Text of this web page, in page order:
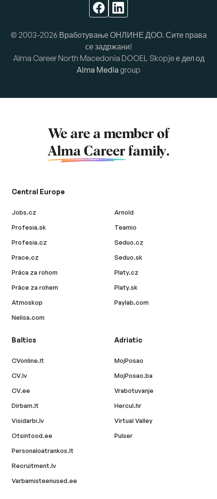
© 2003-2026 Вработување ОНЛИНЕ ДОО. Сите права
се задржани!
Alma Career North Macedonia DOOEL Skopje е дел од
Alma Media group
We are a member of
Alma Career family.
Central Europe
Jobs.cz
Profesia.sk
Profesia.cz
Prace.cz
Práca za rohom
Práce za rohem
Atmoskop
Nelisa.com
Arnold
Teamio
Seduo.cz
Seduo.sk
Platy.cz
Platy.sk
Paylab.com
Baltics
CVonline.lt
CV.lv
CV.ee
Dirbam.lt
Visidarbi.lv
Otsintood.ee
Personaloatrankos.lt
Recruitment.lv
Varbamisteenused.ee
Adriatic
MojPosao
MojPosao.ba
Vrabotuvanje
Hercul.hr
Virtual Valley
Pulser